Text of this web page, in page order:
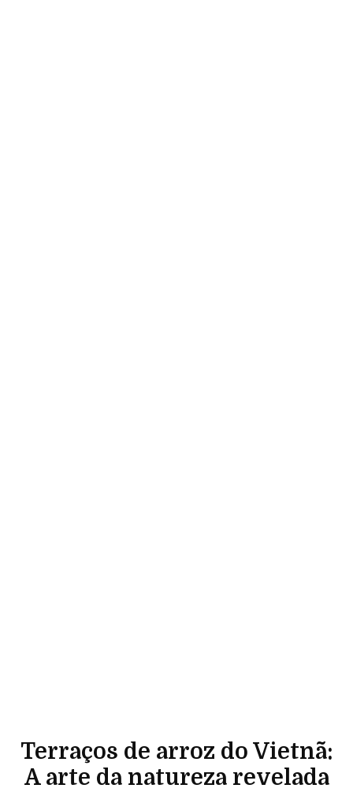
Terraços de arroz do Vietnã:
A arte da natureza revelada